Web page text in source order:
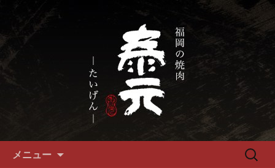
福岡市、畜産農家直送の厳選黒
毛和牛を愉しめる焼肉店
畜産農家直送の厳選肉が自慢の福岡市
の焼肉『泰元』
メニュー
検